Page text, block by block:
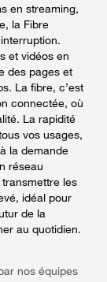
en streaming,
la Fibre
et vidéos en
des pages et
La fibre, c’est
connectée, où
La rapidité
vos usages,
la demande
réseau
les
idéal pour
de la
au quotidien.
nos équipes